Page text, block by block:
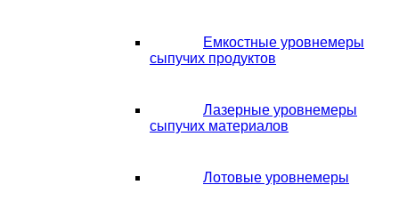
Емкостные уровнемеры
сыпучих продуктов
Лазерные уровнемеры
сыпучих материалов
Лотовые уровнемеры